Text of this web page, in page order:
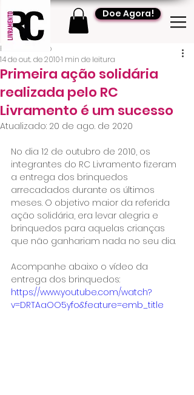
Doe Agora!
Primeira ação solidária
realizada pelo RC
Livramento é um sucesso
RC Livramento
14 de out. de 20101 min de leitura
Atualizado: 20 de ago. de 2020
No dia 12 de outubro de 2010, os
integrantes do RC Livramento fizeram
a entrega dos brinquedos
arrecadados durante os últimos
meses. O objetivo maior da referida
ação solidária, era levar alegria e
brinquedos para aquelas crianças
que não ganhariam nada no seu dia.
Acompanhe abaixo o vídeo da
entrega dos brinquedos:
https://www.youtube.com/watch?
v=DRTAaOO5yfo&feature=emb_title